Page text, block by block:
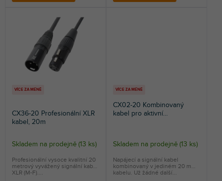
VÍCE ZA MÉNĚ
CX36-20 Profesionální XLR
kabel, 20m
Průměrné
hodnocení
produktu
Skladem na prodejně (13 ks)
Profesionální vysoce kvalitní 20
metrový vyvážený signální kabel
XLR (M-F)....
VÍCE ZA MÉNĚ
CX02-20 Kombinovaný
kabel pro aktivní
Skladem na prodejně (13 ks)
Napájecí a signální kabel
kombinovaný v jediném 20 m
kabelu. Už žádné další...